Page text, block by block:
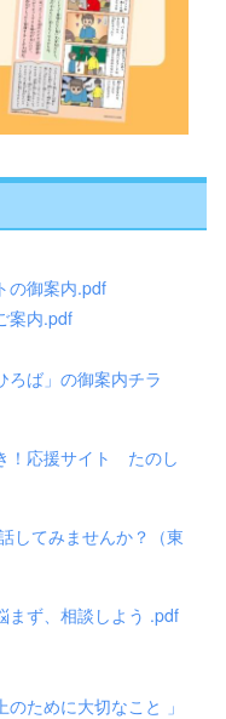
の御案内.pdf
案内.pdf
ろば」の御案内チラ
！応援サイト たのし
してみませんか？（東
ず、相談しよう .pdf
ために大切なこと 」